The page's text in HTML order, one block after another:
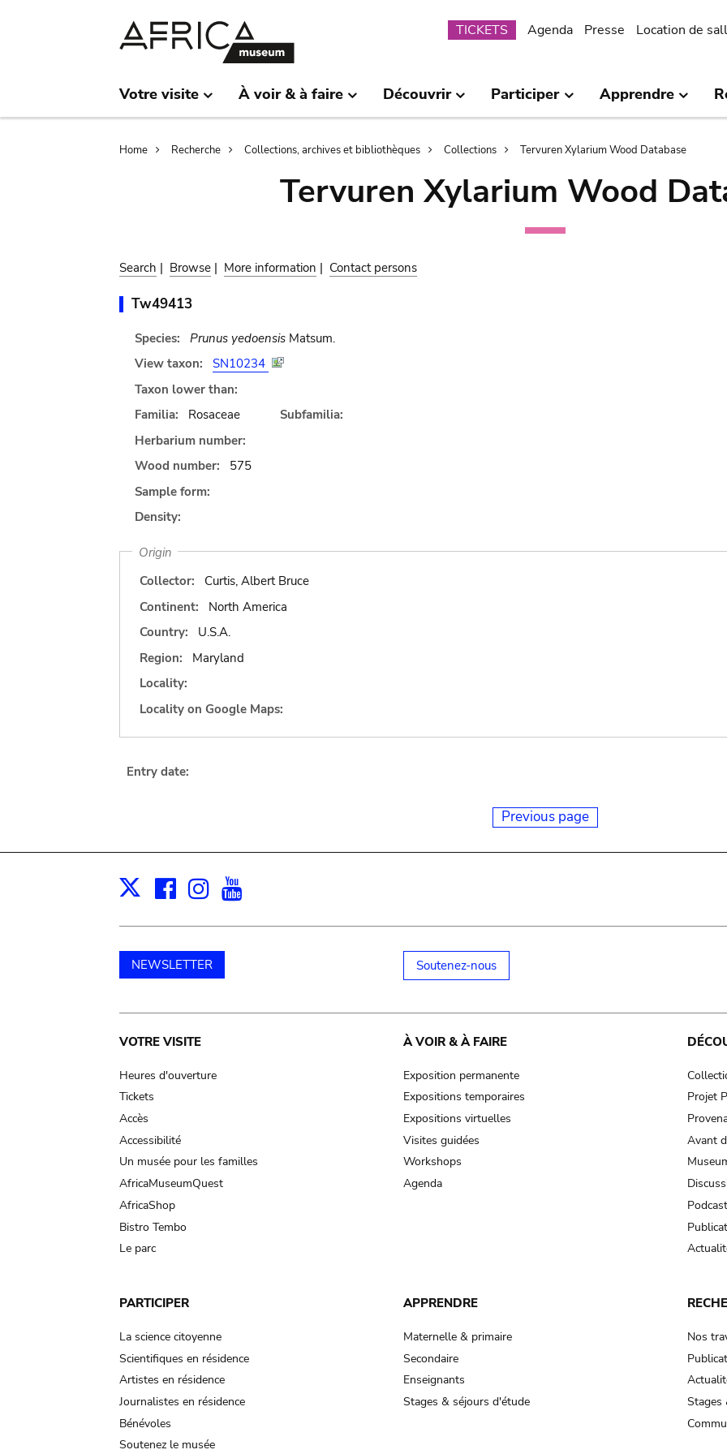
Submenu
TICKETS Agenda Presse Location de
Votre visite À voir & à faire Découvrir Participer Apprendre
Breadcrumb
Home Recherche Collections, archives et bibliothèques Collections Tervuren Xylarium Wood Database
Tervuren Xylarium Wood
Search | Browse | More information | Contact persons
Tw49413
Species: Prunus yedoensisMatsum.
View taxon:
SN10234
Taxon lower than:
Familia:
Rosaceae
Subfamilia:
Herbarium number:
Wood number:
575
Sample form:
Density:
Origin
Collector:
Curtis, Albert Bruce
Continent:
North America
Country:
U.S.A.
Region:
Maryland
Locality:
Locality on Google Maps:
Entry date:
Previous page
X Facebook
Instagram
NEWSLETTER Soutenez-nous
Main
navigation
VOTRE VISITE
Heures d'ouverture
Tickets
Accès
Accessibilité
Un musée pour les familles
AfricaMuseumQuest
AfricaShop
Bistro Tembo
Le parc
À VOIR & À FAIRE
Exposition permanente
Expositions temporaires
Expositions virtuelles
Visites guidées
Workshops
Agenda
Projet
Avant
PARTICIPER
La science citoyenne
Scientifiques en résidence
Artistes en résidence
Journalistes en résidence
Bénévoles
Soutenez le musée
APPRENDRE
Maternelle & primaire
Secondaire
Enseignants
Stages & séjours d'étude
Nos
Stages